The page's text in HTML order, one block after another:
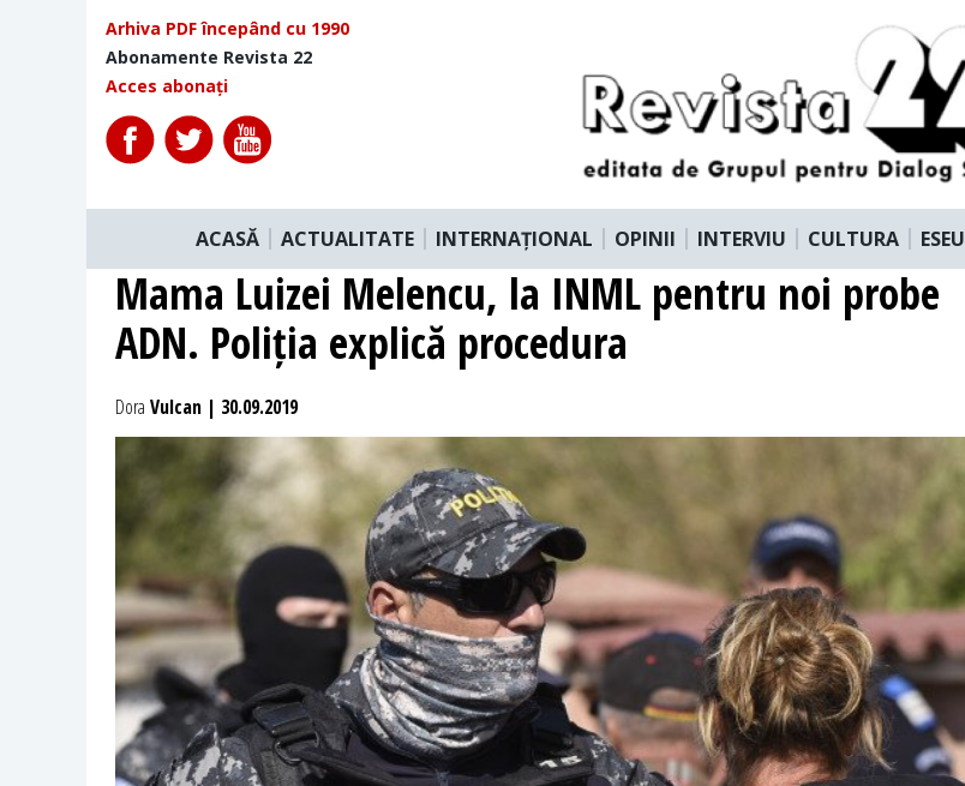
Arhiva PDF începând cu 1990
Abonamente Revista 22
Acces abonați
ACASĂ ACTUALITATE INTERNAȚIONAL OPINII INTERVIU CULTURA ESEU
Mama Luizei Melencu, la INML pentru noi probe
ADN. Poliția explică procedura
Dora Vulcan | 30.09.2019